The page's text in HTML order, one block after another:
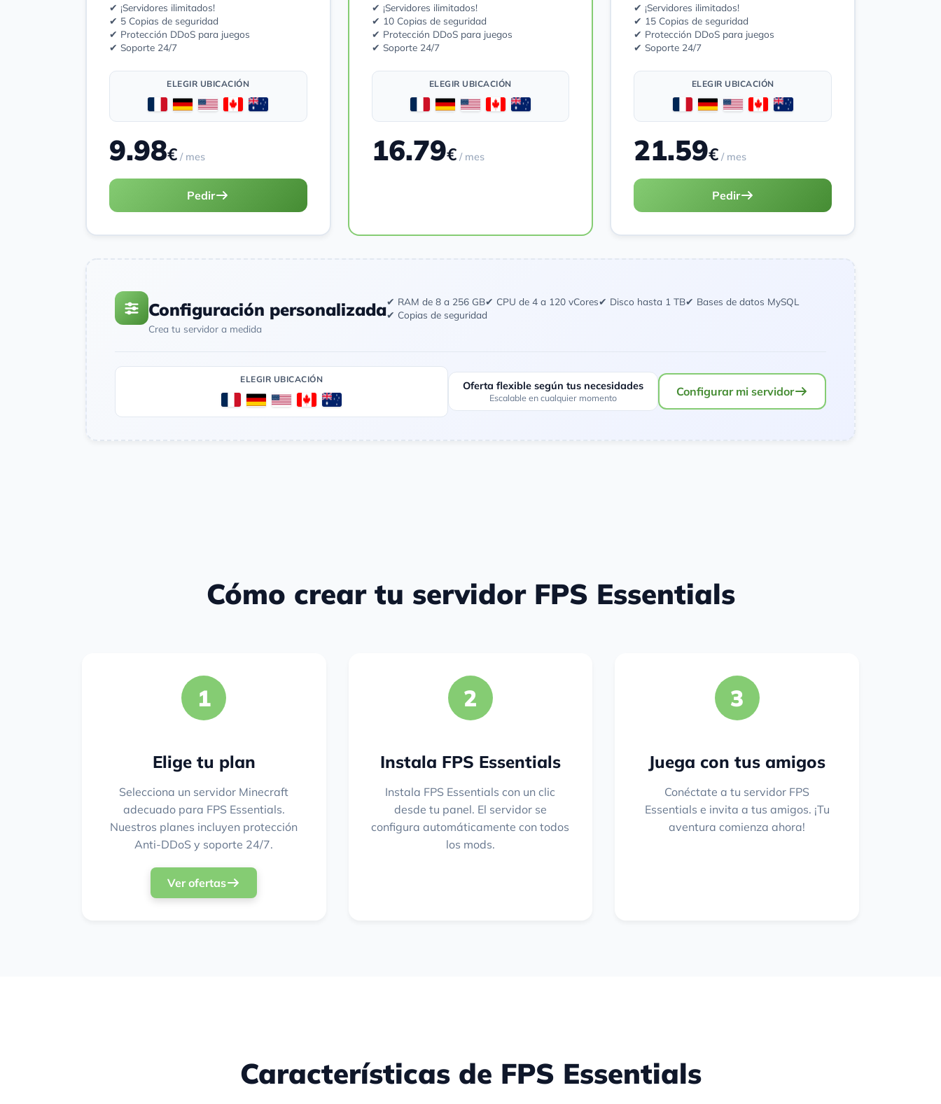
✔ ¡Servidores ilimitados!
✔ 5 Copias de seguridad
✔ Protección DDoS para juegos
✔ Soporte 24/7
ELEGIR UBICACIÓN
9.98€ / mes
Pedir
✔ ¡Servidores ilimitados!
✔ 10 Copias de seguridad
✔ Protección DDoS para juegos
✔ Soporte 24/7
ELEGIR UBICACIÓN
16.79€ / mes
✔ ¡Servidores ilimitados!
✔ 15 Copias de seguridad
✔ Protección DDoS para juegos
✔ Soporte 24/7
ELEGIR UBICACIÓN
21.59€ / mes
Pedir
Configuración personalizada
Crea tu servidor a medida
✔ RAM de 8 a 256 GB✔ CPU de 4 a 120 vCores✔ Disco hasta 1 TB✔ Bases de datos MySQL
✔ Copias de seguridad
ELEGIR UBICACIÓN
Oferta flexible según tus necesidades
Escalable en cualquier momento Configurar mi servidor
Cómo crear tu servidor FPS Essentials
1
Elige tu plan
Selecciona un servidor Minecraft
adecuado para FPS Essentials.
Nuestros planes incluyen protección
Anti-DDoS y soporte 24/7.
Ver ofertas
2
Instala FPS Essentials
Instala FPS Essentials con un clic
desde tu panel. El servidor se
configura automáticamente con todos
los mods.
3
Juega con tus amigos
Conéctate a tu servidor FPS
Essentials e invita a tus amigos. ¡Tu
aventura comienza ahora!
Características de FPS Essentials